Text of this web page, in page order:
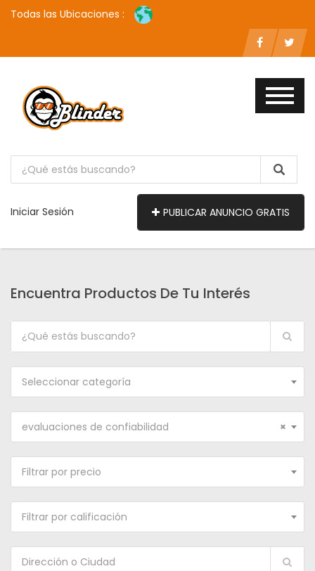
Todas las Ubicaciones :
Iniciar Sesión PUBLICAR ANUNCIO GRATIS
Encuentra Productos De Tu Interés
Seleccionar categoría
×
evaluaciones de confiabilidad
Filtrar por precio
Filtrar por calificación